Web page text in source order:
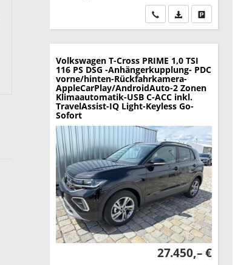
Wir rufen Sie an
PDF-Datei,Drucken,
Volkswagen T-Cross PRIME 1,0 TSI
116 PS DSG -Anhängerkupplung- PDC
vorne/hinten-Rückfahrkamera-
AppleCarPlay/AndroidAuto-2 Zonen
Klimaautomatik-USB C-ACC inkl.
TravelAssist-IQ Light-Keyless Go-
Sofort
27.450,– €